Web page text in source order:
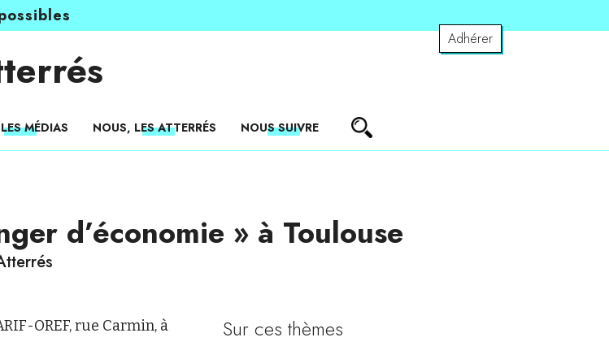
Adhérer
MÉDIAS NOUS, LES ATTERRÉS NOUS SUIVRE
d’économie » à Toulouse
OREF, rue Carmin, à
Sur ces thèmes